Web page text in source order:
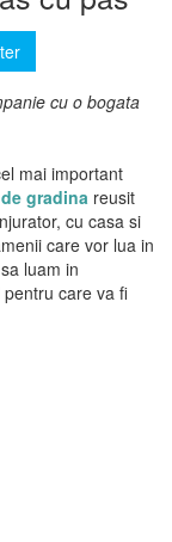
cu o bogata
mai important
gradina reusit
cu casa si
care vor lua in
luam in
care va fi